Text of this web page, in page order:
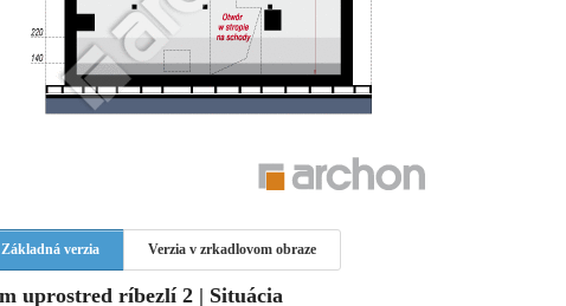
Základná verzia Verzia v zrkadlovom obraze
uprostred ríbezlí 2 | Situácia